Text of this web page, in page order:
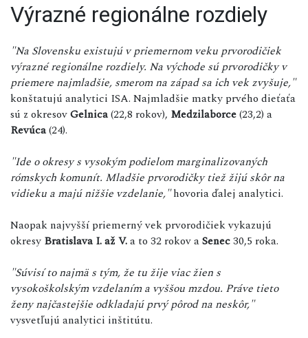
Výrazné regionálne rozdiely
"Na Slovensku existujú v priemernom veku prvorodičiek
výrazné regionálne rozdiely. Na východe sú prvorodičky v
priemere najmladšie, smerom na západ sa ich vek zvyšuje,"
konštatujú analytici ISA. Najmladšie matky prvého dieťaťa
sú z okresovGelnica(22,8 rokov), Medzilaborce(23,2) a
Revúca(24).
"Ide o okresy s vysokým podielom marginalizovaných
rómskych komunít. Mladšie prvorodičky tiež žijú skôr na
vidieku a majú nižšie vzdelanie,"hovoria ďalej analytici.
Naopak najvyšší priemerný vek prvorodičiek vykazujú
okresy Bratislava I. až V.a to 32 rokov aSenec30,5 roka.
"Súvisí to najmä s tým, že tu žije viac žien s
vysokoškolským vzdelaním a vyššou mzdou. Práve tieto
ženy najčastejšie odkladajú prvý pôrod na neskôr,"
vysvetľujú analytici inštitútu.